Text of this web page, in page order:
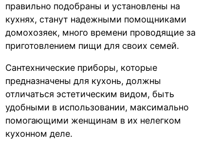
правильно подобраны и установлены на
кухнях, станут надежными помощниками
домохозяек, много времени проводящие за
приготовлением пищи для своих семей.
Сантехнические приборы, которые
предназначены для кухонь, должны
отличаться эстетическим видом, быть
удобными в использовании, максимально
помогающими женщинам в их нелегком
кухонном деле.